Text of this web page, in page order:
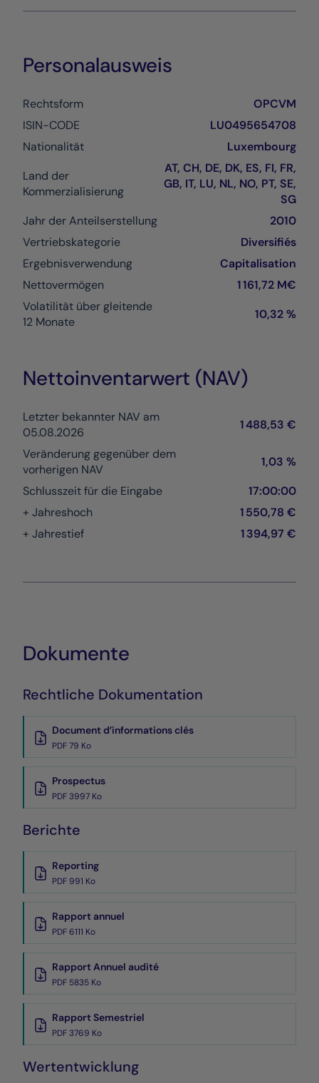
Personalausweis
Rechtsform
OPCVM
ISIN-CODE
LU0495654708
Nationalität
Luxembourg
Land der
Kommerzialisierung
AT, CH, DE, DK, ES, FI, FR,
GB, IT, LU, NL, NO, PT, SE,
SG
Jahr der Anteilserstellung
2010
Vertriebskategorie
Diversifiés
Ergebnisverwendung
Capitalisation
Nettovermögen
1 161,72 M€
Volatilität über gleitende
12 Monate
10,32 %
Nettoinventarwert (NAV)
Letzter bekannter NAV am
05.08.2026
1 488,53 €
Veränderung gegenüber dem
vorherigen NAV
1,03 %
Schlusszeit für die Eingabe
17:00:00
+ Jahreshoch
1 550,78 €
+ Jahrestief
1 394,97 €
Dokumente
Rechtliche Dokumentation
Document d’informations clés
PDF 79 Ko
Prospectus
PDF 3997 Ko
Berichte
Reporting
PDF 991 Ko
Rapport annuel
PDF 6111 Ko
Rapport Annuel audité
PDF 5835 Ko
Rapport Semestriel
PDF 3769 Ko
Wertentwicklung